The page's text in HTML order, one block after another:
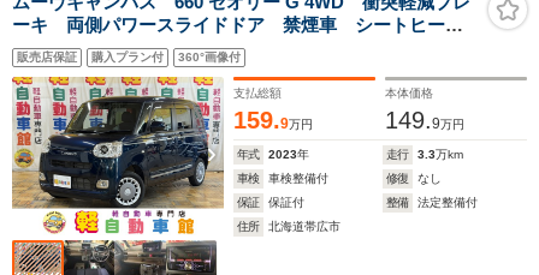
ーキ 両側パワースライドドア 禁煙車 シートヒータ
ー アイドリングストップ LEDヘッドライト 誤発進
抑制装置 横滑り防止装置 障害物センサー 盗難防止
装置 スマートキー プッシュスタート
販売店保証 購入プラン付 360°画像付
支払総額
159.9万円
本体価格
149.9万円
年式 2023年 走行 3.3万km
車検
車検整備付 修復
なし
保証
保証付 整備
法定整備付
住所
北海道帯広市